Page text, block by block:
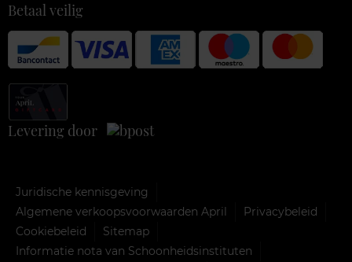
Betaal veilig
Levering door
Juridische kennisgeving
Algemene verkoopsvoorwaarden April
Privacybeleid
Cookiebeleid
Sitemap
Informatie nota van Schoonheidsinstituten